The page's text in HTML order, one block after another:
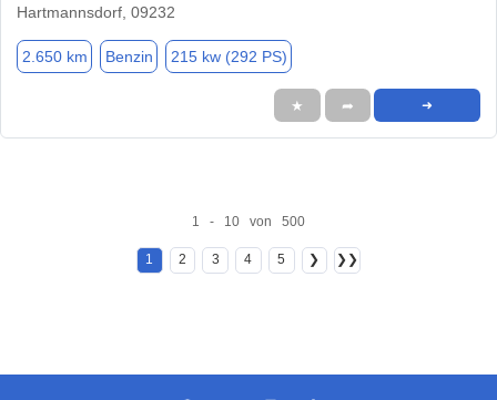
Hartmannsdorf, 09232
2.650 km Benzin 215 kw (292 PS)
★ ➦ ➜
1 - 10 von 500
1 2 3 4 5 ❯ ❯❯